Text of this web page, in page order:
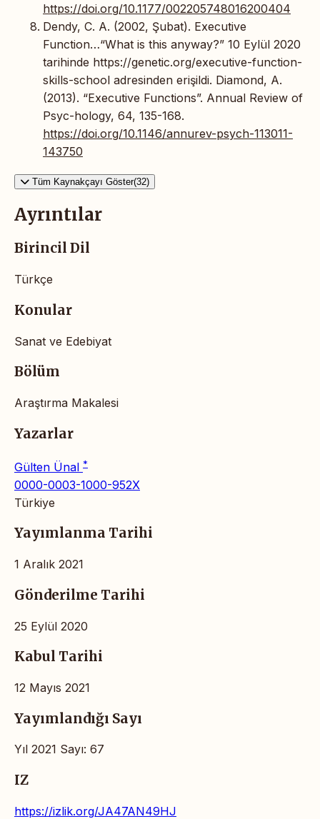
https://doi.org/10.1177/002205748016200404
Dendy, C. A. (2002, Şubat). Executive
Function…“What is this anyway?” 10 Eylül 2020
tarihinde https://genetic.org/executive-function-
skills-school adresinden erişildi. Diamond, A.
(2013). “Executive Functions”. Annual Review of
Psyc-hology, 64, 135-168.
https://doi.org/10.1146/annurev-psych-113011-
143750
Tüm Kaynakçayı Göster(32)
Ayrıntılar
Birincil Dil
Türkçe
Konular
Sanat ve Edebiyat
Bölüm
Araştırma Makalesi
Yazarlar
Gülten Ünal *
0000-0003-1000-952X
Türkiye
Yayımlanma Tarihi
1 Aralık 2021
Gönderilme Tarihi
25 Eylül 2020
Kabul Tarihi
12 Mayıs 2021
Yayımlandığı Sayı
Yıl 2021 Sayı: 67
IZ
https://izlik.org/JA47AN49HJ